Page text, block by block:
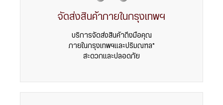
จัดส่งสินค้าภายในกรุงเทพฯ
บริการจัดส่งสินค้าถึงมือคุณ
ภายในกรุงเทพฯและปริมณฑล*
สะดวกและปลอดภัย